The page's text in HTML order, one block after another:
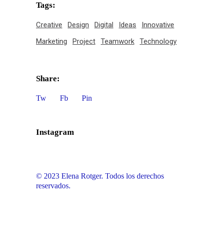
Tags:
Creative Design Digital Ideas
Innovative
Marketing
Project Teamwork Technology
Share:
Tw Fb Pin
Instagram
© 2023 Elena Rotger. Todos los derechos
reservados.